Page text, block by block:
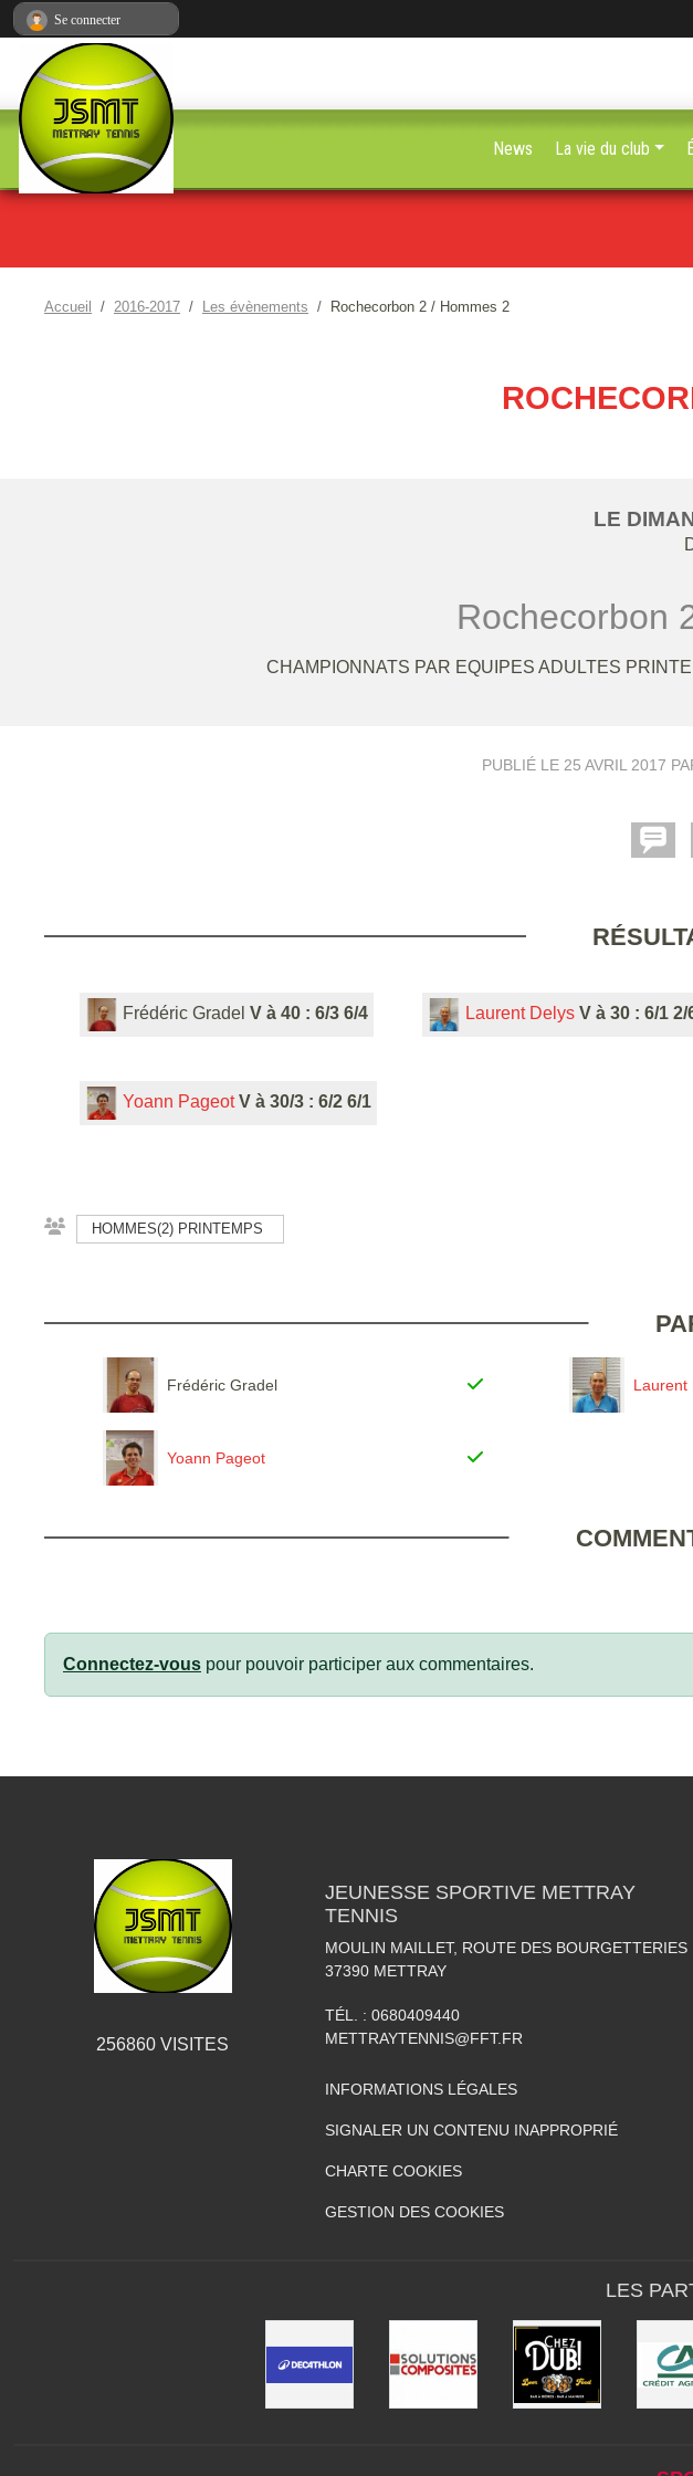
Accueil 2016-2017 Les évènements Rochecorbon 2 / Hommes 2
LE
Rochecorbon
CHAMPIONNATS PAR EQUIPES ADULTES
PUBLIÉ LE 25 AVRIL 2017
Frédéric Gradel V à 40 : 6/3 6/4 Laurent Delys V à 30 : 6/1 2/
Yoann Pageot V à 30/3 : 6/2 6/1
HOMMES(2) PRINTEMPS
Frédéric Gradel Laurent
Yoann Pageot
Connectez-vous pour pouvoir participer aux commentaires.
News La vie du club
256860 VISITES
JEUNESSE SPORTIVE METTRAY
TENNIS
MOULIN MAILLET, ROUTE DES BOURGETTERIES
37390 METTRAY
TÉL. : 0680409440
METTRAYTENNIS@FFT.FR
INFORMATIONS LÉGALES
SIGNALER UN CONTENU INAPPROPRIÉ
CHARTE COOKIES
GESTION DES COOKIES
LES
Se connecter
Panneau de gestion des cookies